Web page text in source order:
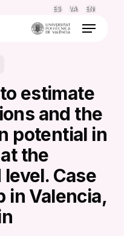
ES VA EN
Menu
estimate
and the
potential in
the
Case
in Valencia,